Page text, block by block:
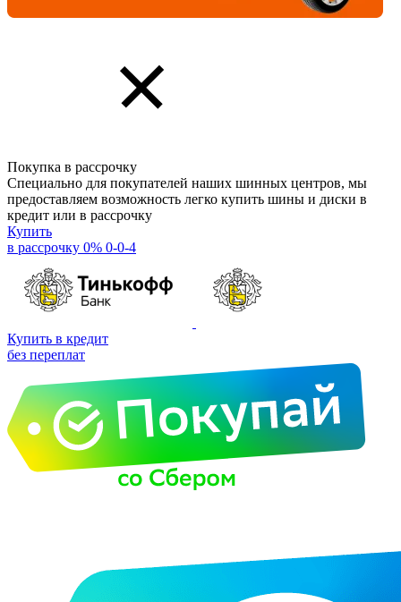
Покупка в рассрочку
Специально для покупателей наших шинных центров, мы
предоставляем возможность легко купить шины и диски в
кредит или в рассрочку
Купить
в рассрочку 0% 0-0-4
Купить в кредит
без переплат